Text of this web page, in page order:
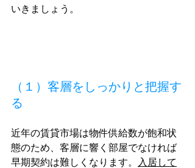
いきましょう。
（１）客層をしっかりと把握す
る
近年の賃貸市場は物件供給数が飽和状
態のため、客層に響く部屋でなければ
早期契約は難しくなります。
入居して